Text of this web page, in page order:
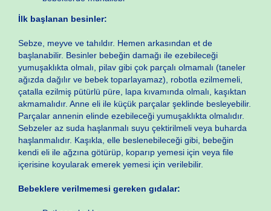
İlk başlanan besinler:
Sebze, meyve ve tahıldır. Hemen arkasından et de
başlanabilir. Besinler bebeğin damağı ile ezebileceği
yumuşaklıkta olmalı, pilav gibi çok parçalı olmamalı (taneler
ağızda dağılır ve bebek toparlayamaz), robotla ezilmemeli,
çatalla ezilmiş pütürlü püre, lapa kıvamında olmalı, kaşıktan
akmamalıdır. Anne eli ile küçük parçalar şeklinde besleyebilir.
Parçalar annenin elinde ezebileceği yumuşaklıkta olmalıdır.
Sebzeler az suda haşlanmalı suyu çektirilmeli veya buharda
haşlanmalıdır. Kaşıkla, elle beslenebileceği gibi, bebeğin
kendi eli ile ağzına götürüp, koparıp yemesi için veya file
içerisine koyularak emerek yemesi için verilebilir.
Bebeklere verilmemesi gereken gıdalar: